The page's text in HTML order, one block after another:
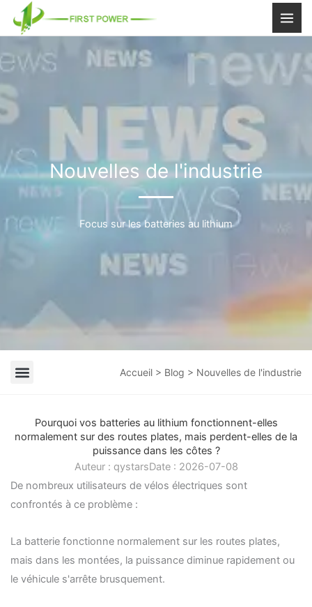
Nouvelles de l'industrie
Focus sur les batteries au lithium
Accueil > Blog > Nouvelles de l'industrie
Pourquoi vos batteries au lithium fonctionnent-elles
normalement sur des routes plates, mais perdent-elles de la
puissance dans les côtes ?
Auteur : qystarsDate : 2026-07-08
De nombreux utilisateurs de vélos électriques sont
confrontés à ce problème :
La batterie fonctionne normalement sur les routes plates,
mais dans les montées, la puissance diminue rapidement ou
le véhicule s'arrête brusquement.